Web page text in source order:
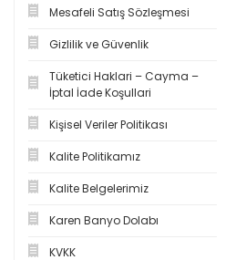
Mesafeli Satış Sözleşmesi
Gizlilik ve Güvenlik
Tüketici Haklari – Cayma –
İptal İade Koşullari
Kişisel Veriler Politikası
Kalite Politikamız
Kalite Belgelerimiz
Karen Banyo Dolabı
KVKK